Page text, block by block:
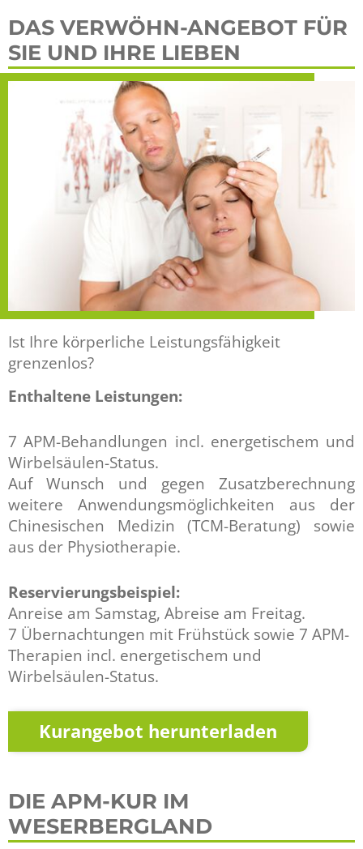
DAS VERWÖHN-ANGEBOT FÜR
SIE UND IHRE LIEBEN
Ist Ihre körperliche Leistungsfähigkeit
grenzenlos?
Enthaltene Leistungen:
7 APM-Behandlungen incl. energetischem und
Wirbelsäulen-Status.
Auf Wunsch und gegen Zusatzberechnung
weitere Anwendungsmöglichkeiten aus der
Chinesischen Medizin (TCM-Beratung) sowie
aus der Physiotherapie.
Reservierungsbeispiel:
Anreise am Samstag, Abreise am Freitag.
7 Übernachtungen mit Frühstück sowie 7 APM-
Therapien incl. energetischem und
Wirbelsäulen-Status.
Kurangebot herunterladen
DIE APM-KUR IM
WESERBERGLAND